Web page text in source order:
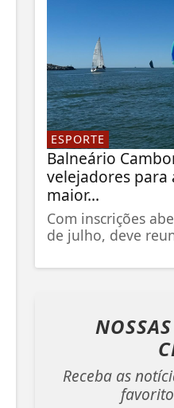
ESPORTE
Balneário
velejadores para
maior...
Com inscrições
de julho, deve
Receba as